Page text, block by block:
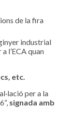
de la fira
industrial
l’ECA quan
etc.
per a la
signada amb